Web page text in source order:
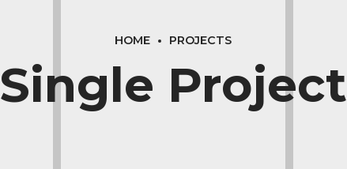
HOME PROJECTS
Single Project